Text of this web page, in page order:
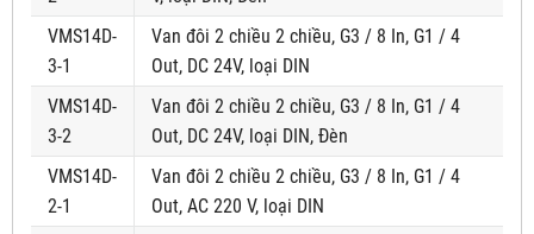
VMS14D-
3-1
Van đôi 2 chiều 2 chiều, G3 / 8 In, G1 / 4
Out, DC 24V, loại DIN
VMS14D-
3-2
Van đôi 2 chiều 2 chiều, G3 / 8 In, G1 / 4
Out, DC 24V, loại DIN, Đèn
VMS14D-
2-1
Van đôi 2 chiều 2 chiều, G3 / 8 In, G1 / 4
Out, AC 220 V, loại DIN